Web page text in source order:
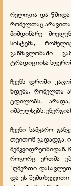
რელიგია და წმიდა
რომელთაც
მიმდინარე
სისტემა,
განმავლობაში
ტრადიციისა
ჩვენს დროში
ხდება, რომელთა
ცდილობს.
იმპულსებს,
ჩვენი სამყარო
თვითონ გადადგა.
მემკვიდრეობიდან.
როგორც ერთმა
"ღმერთი
და ეს